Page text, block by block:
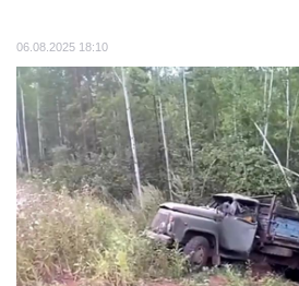
06.08.2025 18:10